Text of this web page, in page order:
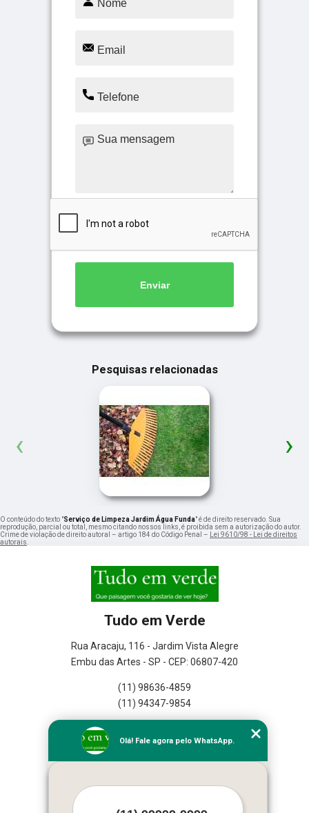
Enviar
Pesquisas relacionadas
‹ ›
O conteúdo do texto "Serviço de Limpeza Jardim Água Funda" é de direito reservado. Sua
reprodução, parcial ou total, mesmo citando nossos links, é proibida sem a autorização do autor.
Crime de violação de direito autoral – artigo 184 do Código Penal – Lei 9610/98 - Lei de direitos
autorais.
Tudo em Verde
Rua Aracaju, 116 - Jardim Vista Alegre
Embu das Artes - SP - CEP: 06807-420
(11) 98636-4859
(11) 94347-9854
Empresa
Missão
Mapa do site
Olá! Fale agora pelo WhatsApp.